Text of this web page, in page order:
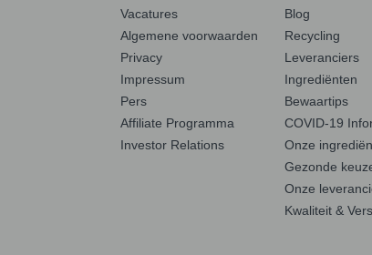
Vacatures
Algemene voorwaarden
Privacy
Impressum
Pers
Affiliate Programma
Investor Relations
Blog
Recycling
Leveranciers
Ingrediënten
Bewaartips
COVID-19
Onze
Gezonde
Onze
Kwaliteit &